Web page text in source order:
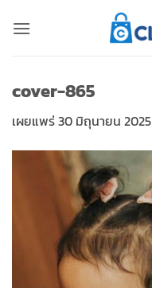
cover-865
เผยแพร่30 มิถุนายน 2025